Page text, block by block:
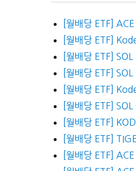
[월배당 ETF]
[월배당 ETF]
[월배당 ETF]
[월배당 ETF]
[월배당 ETF]
[월배당 ETF]
[월배당 ETF]
[월배당 ETF]
[월배당 ETF]